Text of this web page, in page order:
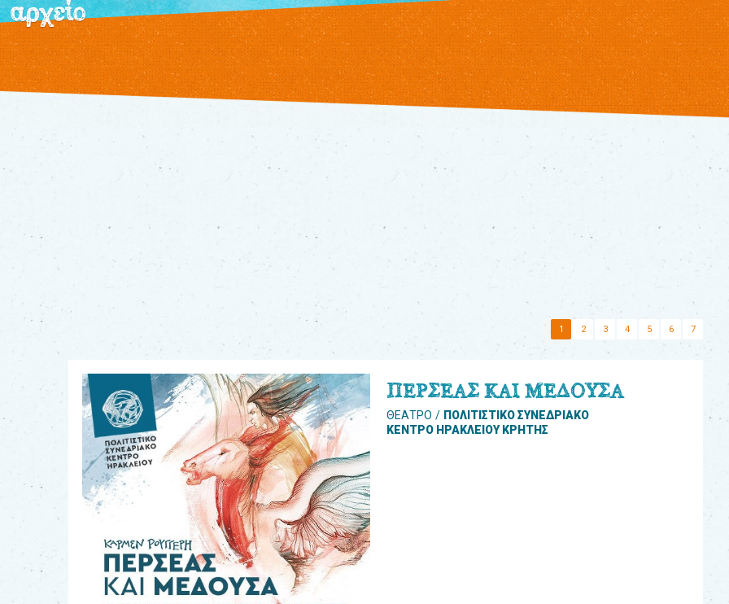
αρχείο
1 2 3 4 5 6 7
ΠΕΡΣΕΑΣ ΚΑΙ ΜΕΔΟΥΣΑ
ΘΕΑΤΡΟ
ΠΟΛΙΤΙΣΤΙΚΟ ΣΥΝΕΔΡΙΑΚΟ
ΚΕΝΤΡΟ ΗΡΑΚΛΕΙΟΥ ΚΡΗΤΗΣ